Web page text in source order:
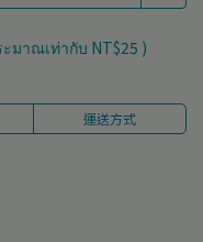
ะมาณเท่ากับ NT$25 )
運送方式